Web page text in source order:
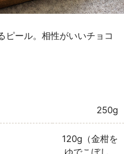
ピール。相性がいいチョコ
250g
120g（金柑を